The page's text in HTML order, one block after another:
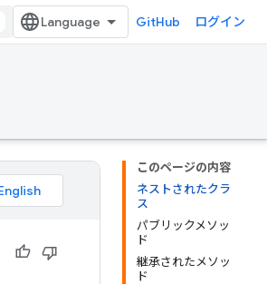
GitHub ログイン
このページの内容
ネストされたクラ
ス
パブリックメソッ
ド
継承されたメソッ
ド